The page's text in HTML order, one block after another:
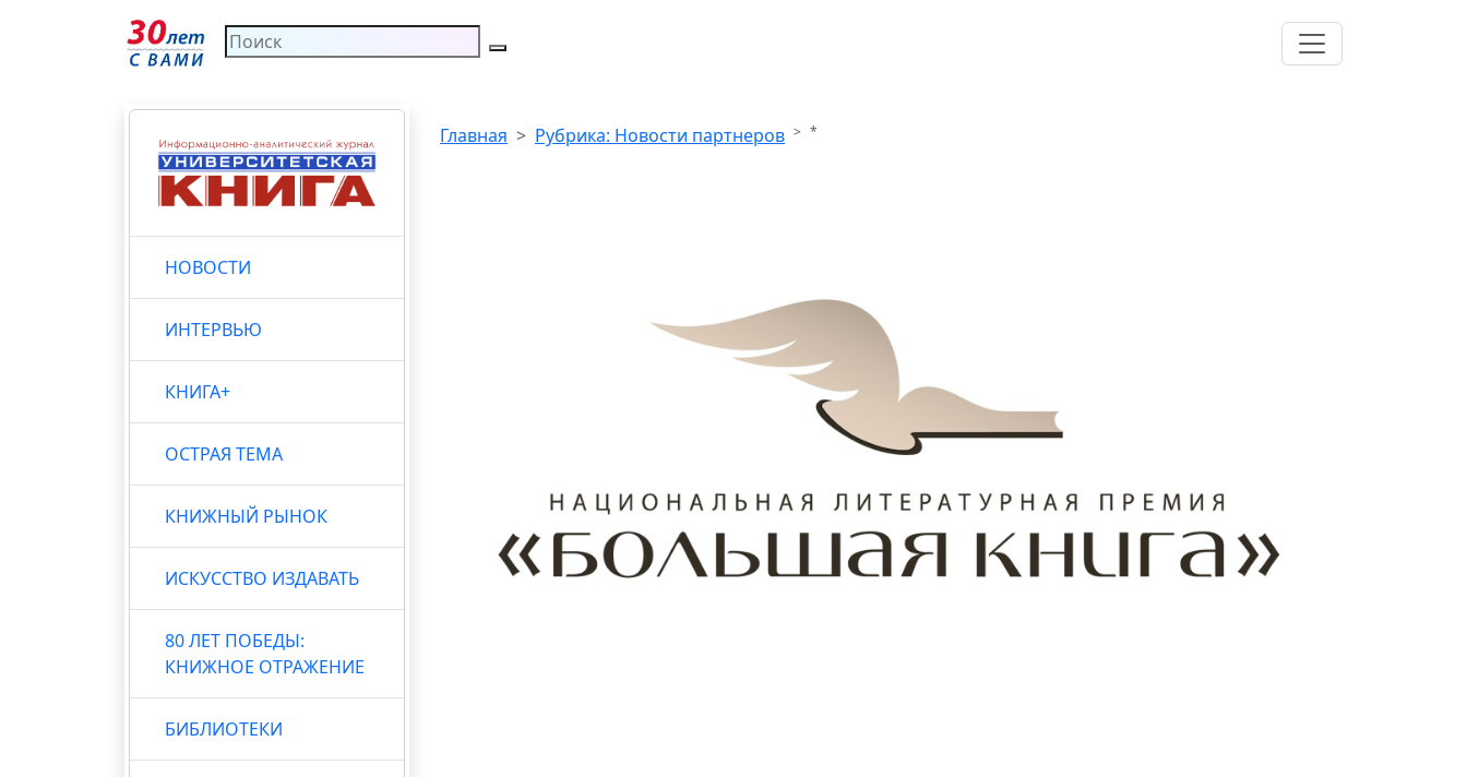
НОВОСТИ
ИНТЕРВЬЮ
КНИГА+
ОСТРАЯ ТЕМА
КНИЖНЫЙ РЫНОК
ИСКУССТВО ИЗДАВАТЬ
80 ЛЕТ ПОБЕДЫ:
КНИЖНОЕ ОТРАЖЕНИЕ
БИБЛИОТЕКИ
Главная Рубрика: Новости партнеров *